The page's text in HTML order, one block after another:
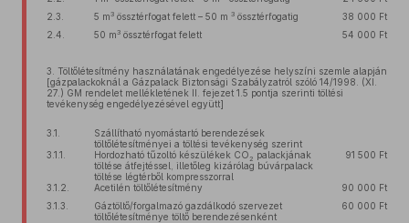
2.3.
5 m 3össztérfogat felett – 50 m 3össztérfogatig
38 000 Ft
2.4.
50 m 3össztérfogat felett 54 000 Ft
3. Töltőlétesítmény használatának engedélyezése helyszíni szemle alapján
[gázpalackoknál a Gázpalack Biztonsági Szabályzatról szóló 14/1998. (XI.
27.) GM rendelet mellékletének II. fejezet 1.5 pontja szerinti töltési
tevékenység engedélyezésével együtt]
3.1.
Szállítható nyomástartó berendezések
töltőlétesítményei a töltési tevékenység szerint
3.1.1.
Hordozható tűzoltó készülékek CO2 palackjának
töltése átfejtéssel, illetőleg kizárólag búvárpalack
töltése légtérből kompresszorral
91 500 Ft
3.1.2. Acetilén töltőlétesítmény
90 000 Ft
3.1.3.
Gáztöltő/forgalmazó gazdálkodó szervezet
töltőlétesítménye töltő berendezésenként
60 000 Ft